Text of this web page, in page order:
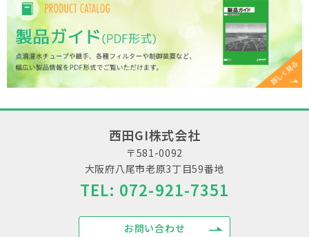
西田GI株式会社
〒581-0092
大阪府八尾市老原3丁目59番地
TEL: 072-921-7351
お問い合わせ